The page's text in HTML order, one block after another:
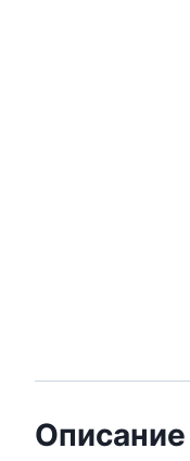
Описание